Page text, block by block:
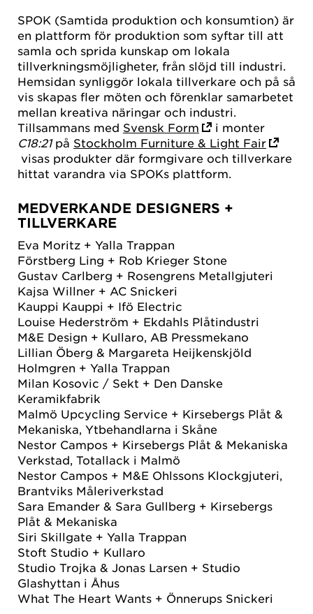
SPOK (Samtida produktion och konsumtion) är
en plattform för produktion som syftar till att
samla och sprida kunskap om lokala
tillverkningsmöjligheter, från slöjd till industri.
Hemsidan synliggör lokala tillverkare och på så
vis skapas fler möten och förenklar samarbetet
mellan kreativa näringar och industri.
Tillsammans med Svensk Form
i monter
C18:21på Stockholm Furniture & Light Fair
visas produkter där formgivare och tillverkare
hittat varandra via SPOKs plattform.
MEDVERKANDE DESIGNERS +
TILLVERKARE
Eva Moritz + Yalla Trappan
Förstberg Ling + Rob Krieger Stone
Gustav Carlberg + Rosengrens Metallgjuteri
Kajsa Willner + AC Snickeri
Kauppi Kauppi + Ifö Electric
Louise Hederström + Ekdahls Plåtindustri
M&E Design + Kullaro, AB Pressmekano
Lillian Öberg & Margareta Heijkenskjöld
Holmgren + Yalla Trappan
Milan Kosovic / Sekt + Den Danske
Keramikfabrik
Malmö Upcycling Service + Kirsebergs Plåt &
Mekaniska, Ytbehandlarna i Skåne
Nestor Campos + Kirsebergs Plåt & Mekaniska
Verkstad, Totallack i Malmö
Nestor Campos + M&E Ohlssons Klockgjuteri,
Brantviks Måleriverkstad
Sara Emander & Sara Gullberg + Kirsebergs
Plåt & Mekaniska
Siri Skillgate + Yalla Trappan
Stoft Studio + Kullaro
Studio Trojka & Jonas Larsen + Studio
Glashyttan i Åhus
What The Heart Wants + Önnerups Snickeri